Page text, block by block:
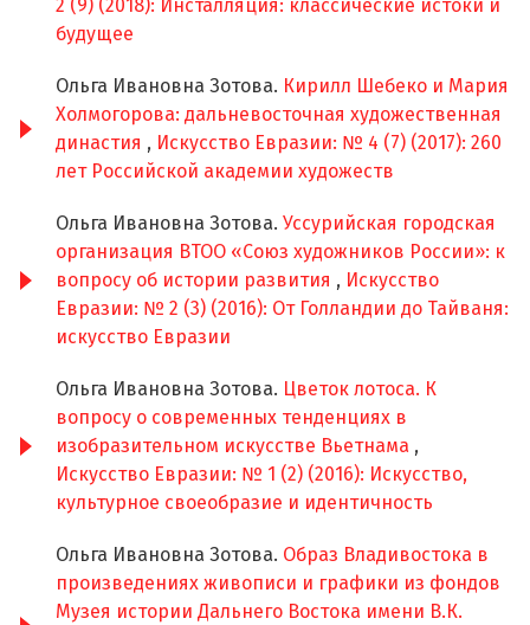
2 (9) (2018): Инсталляция: классические истоки и
будущее
Ольга Ивановна Зотова. Кирилл Шебеко и Мария
Холмогорова: дальневосточная художественная
династия , Искусство Евразии: № 4 (7) (2017): 260
лет Российской академии художеств
Ольга Ивановна Зотова. Уссурийская городская
организация ВТОО «Союз художников России»: к
вопросу об истории развития , Искусство
Евразии: № 2 (3) (2016): От Голландии до Тайваня:
искусство Евразии
Ольга Ивановна Зотова. Цветок лотоса. К
вопросу о современных тенденциях в
изобразительном искусстве Вьетнама ,
Искусство Евразии: № 1 (2) (2016): Искусство,
культурное своеобразие и идентичность
Ольга Ивановна Зотова. Образ Владивостока в
произведениях живописи и графики из фондов
Музея истории Дальнего Востока имени В.К.